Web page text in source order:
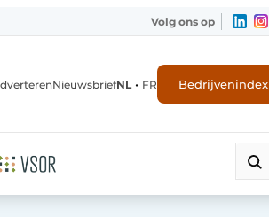
Volg ons op
NieuwsbriefNL • FR Bedrijvenindex